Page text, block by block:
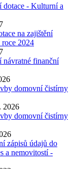
dotace - Kulturní a
na zajištění
2024
návratné finanční
domovní čistírny
2026
domovní čistírny
zápisů údajů do
a nemovitostí -